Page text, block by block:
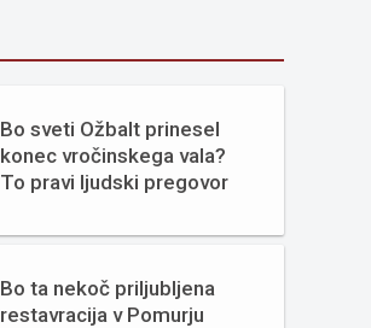
Bo sveti Ožbalt prinesel
konec vročinskega vala?
To pravi ljudski pregovor
Bo ta nekoč priljubljena
restavracija v Pomurju